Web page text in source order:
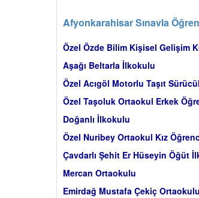
Afyonkarahisar Sınavla
Özel Özde Bilim Kişisel Gelişim
Aşağı Beltarla İlkokulu
Özel Acıgöl Motorlu Taşıt
Özel Taşoluk Ortaokul Erkek
Doğanlı İlkokulu
Özel Nuribey Ortaokul Kız
Çavdarlı Şehit Er Hüseyin Öğüt
Mercan Ortaokulu
Emirdağ Mustafa Çekiç Ortaokulu